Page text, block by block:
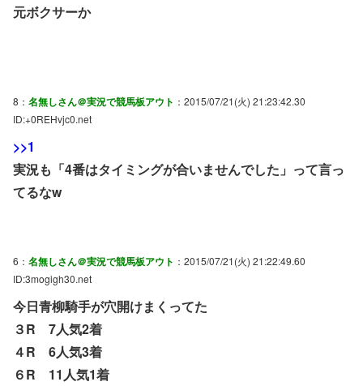
元ボクサーか
8： 名無しさん＠実況で競馬板アウト ：2015/07/21(火) 21:23:42.30
ID:+0REHvjc0.net
>>1
実況も「4番はタイミングが合いませんでした」って言っ
てるなw
6： 名無しさん＠実況で競馬板アウト ：2015/07/21(火) 21:22:49.60
ID:3mogigh30.net
今日青柳騎手が穴開けまくってた
３R 7人気2着
４R 6人気3着
６R 11人気1着